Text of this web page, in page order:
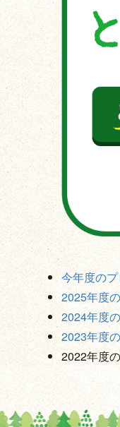
今年度の
2025年度
2024年度
2023年度
2022年度